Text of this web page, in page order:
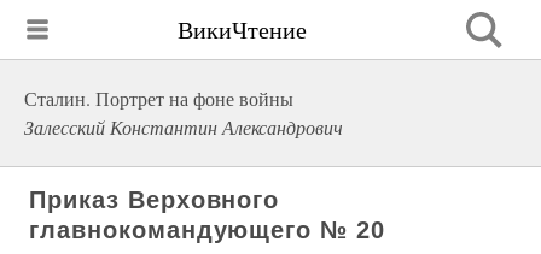
ВикиЧтение
Сталин. Портрет на фоне войны
Залесский Константин Александрович
Приказ Верховного
главнокомандующего № 20